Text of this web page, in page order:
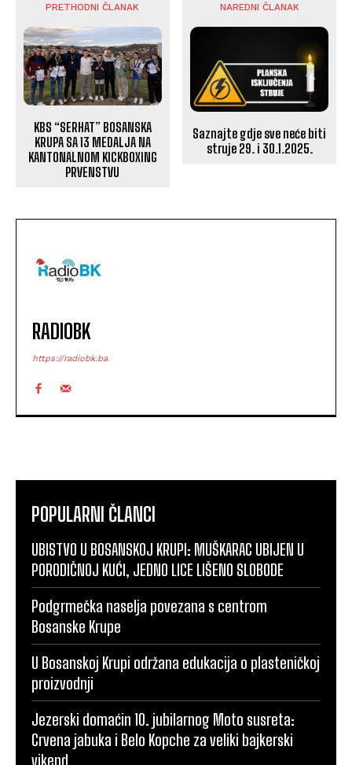
PRETHODNI ČLANAK
KBS “SERHAT” BOSANSKA
KRUPA SA 13 MEDALJA NA
KANTONALNOM KICKBOXING
PRVENSTVU
NAREDNI ČLANAK
Saznajte gdje sve neće biti
struje 29. i 30.1.2025.
RADIOBK
https://radiobk.ba
POPULARNI ČLANCI
UBISTVO U BOSANSKOJ KRUPI: MUŠKARAC UBIJEN U
PORODIČNOJ KUĆI, JEDNO LICE LIŠENO SLOBODE
Podgrmečka naselja povezana s centrom
Bosanske Krupe
U Bosanskoj Krupi održana edukacija o plasteničkoj
proizvodnji
Jezerski domaćin 10. jubilarnog Moto susreta:
Crvena jabuka i Belo Kopche za veliki bajkerski
vikend